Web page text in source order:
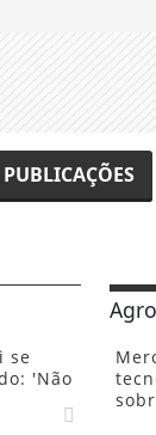
se
'Não
Agro